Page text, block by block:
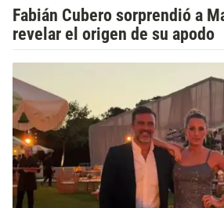
Fabián Cubero sorprendió a
revelar el origen de su apodo